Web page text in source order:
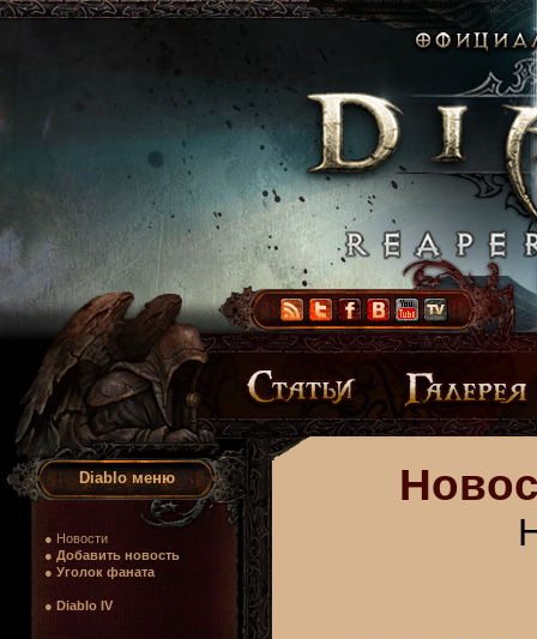
Diablo меню
● Новости
● Добавить новость
● Уголок фаната
● Diablo IV